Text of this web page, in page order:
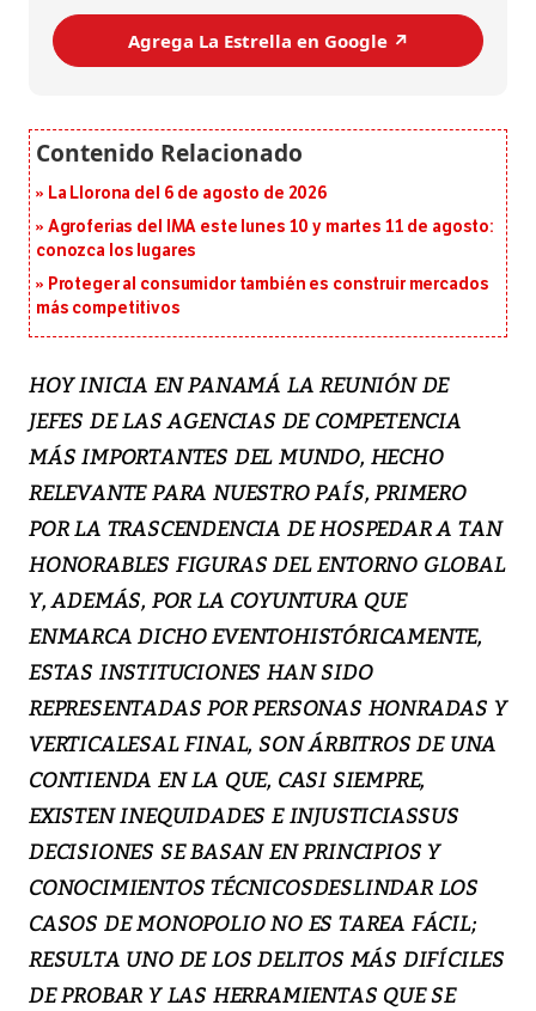
Agrega La Estrella en Google ↗️
La Llorona del 6 de agosto de 2026
Agroferias del IMA este lunes 10 y martes 11 de agosto:
conozca los lugares
Proteger al consumidor también es construir mercados
más competitivos
HOY INICIA EN PANAMÁ LA REUNIÓN DE
JEFES DE LAS AGENCIAS DE COMPETENCIA
MÁS IMPORTANTES DEL MUNDO, HECHO
RELEVANTE PARA NUESTRO PAÍS, PRIMERO
POR LA TRASCENDENCIA DE HOSPEDAR A TAN
HONORABLES FIGURAS DEL ENTORNO GLOBAL
Y, ADEMÁS, POR LA COYUNTURA QUE
ENMARCA DICHO EVENTOHISTÓRICAMENTE,
ESTAS INSTITUCIONES HAN SIDO
REPRESENTADAS POR PERSONAS HONRADAS Y
VERTICALESAL FINAL, SON ÁRBITROS DE UNA
CONTIENDA EN LA QUE, CASI SIEMPRE,
EXISTEN INEQUIDADES E INJUSTICIASSUS
DECISIONES SE BASAN EN PRINCIPIOS Y
CONOCIMIENTOS TÉCNICOSDESLINDAR LOS
CASOS DE MONOPOLIO NO ES TAREA FÁCIL;
RESULTA UNO DE LOS DELITOS MÁS DIFÍCILES
DE PROBAR Y LAS HERRAMIENTAS QUE SE